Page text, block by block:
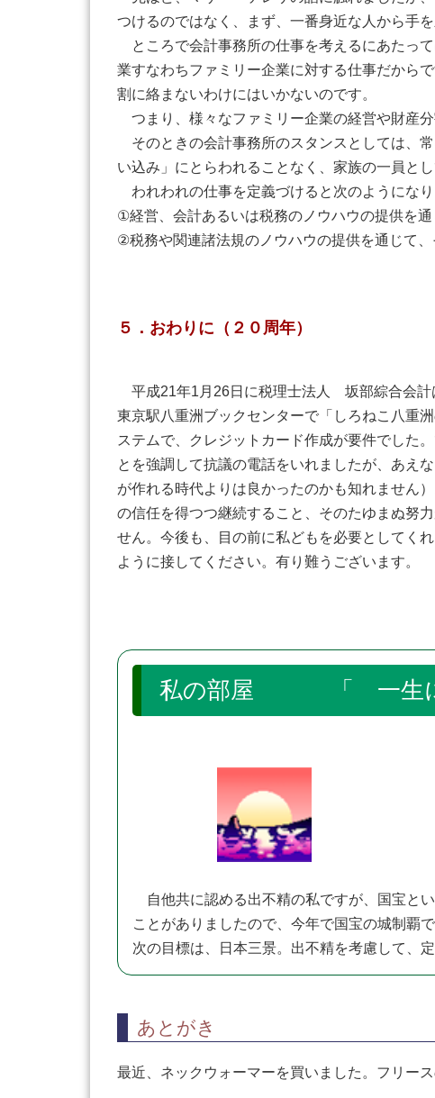
つけるのではなく、まず、一番身近な人から手
ところで会計事務所の仕事を考えるにあたっ
業すなわちファミリー企業に対する仕事だから
割に絡まないわけにはいかないのです。
つまり、様々なファミリー企業の経営や財産
そのときの会計事務所のスタンスとしては、
い込み」にとらわれることなく、家族の一員と
われわれの仕事を定義づけると次のようになり
①経営、会計あるいは税務のノウハウの提供を
②税務や関連諸法規のノウハウの提供を通じて
５．おわりに（２０周年）
平成21年1月26日に税理士法人 坂部綜合会計
東京駅八重洲ブックセンターで「しろねこ八重
ステムで、クレジットカード作成が要件でした
とを強調して抗議の電話をいれましたが、あえ
が作れる時代よりは良かったのかも知れません
の信任を得つつ継続すること、そのたゆまぬ努
せん。今後も、目の前に私どもを必要としてく
ように接してください。有り難うございます。
私の部屋 「 一生に
自他共に認める出不精の私ですが、国宝と
ことがありましたので、今年で国宝の城制覇
次の目標は、日本三景。出不精を考慮して、
あとがき
最近、ネックウォーマーを買いました。フリー